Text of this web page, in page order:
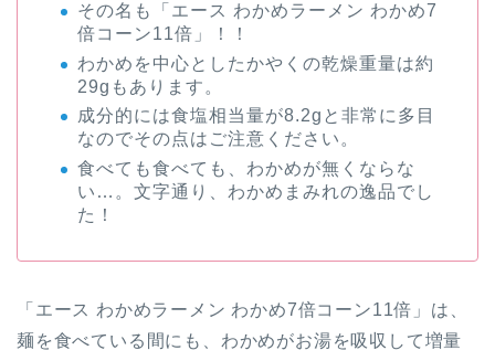
その名も「エース わかめラーメン わかめ7
倍コーン11倍」！！
わかめを中心としたかやくの乾燥重量は約
29gもあります。
成分的には食塩相当量が8.2gと非常に多目
なのでその点はご注意ください。
食べても食べても、わかめが無くならな
い…。文字通り、わかめまみれの逸品でし
た！
「エース わかめラーメン わかめ7倍コーン11倍」は、
麺を食べている間にも、わかめがお湯を吸収して増量